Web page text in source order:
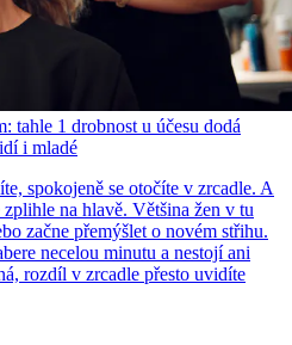
tahle 1 drobnost u účesu dodá
i mladé
spokojeně se otočíte v zrcadle. A
na hlavě. Většina žen v tu
začne přemýšlet o novém střihu.
necelou minutu a nestojí ani
rozdíl v zrcadle přesto uvidíte